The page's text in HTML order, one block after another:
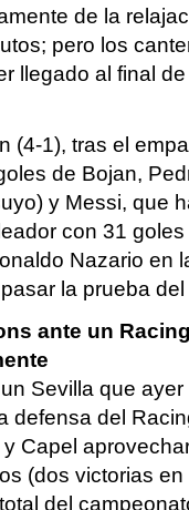
de la
pero los
llegado al final
(4-1), tras el
de Bojan,
y Messi, que
con 31
Nazario en
la prueba
ante un
Sevilla que
defensa del
Capel
(dos victorias
del